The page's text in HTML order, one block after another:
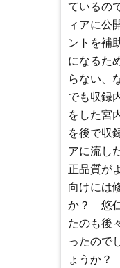
ているの
ィアに公
ントを補
になるた
らない、
でも収録
をした宮
を後で収
アに流し
正品質が
向けには
か？ 悠仁
たのも後
ったので
ょうか？